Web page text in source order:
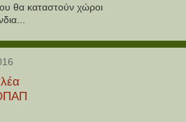
θα καταστούν χώροι